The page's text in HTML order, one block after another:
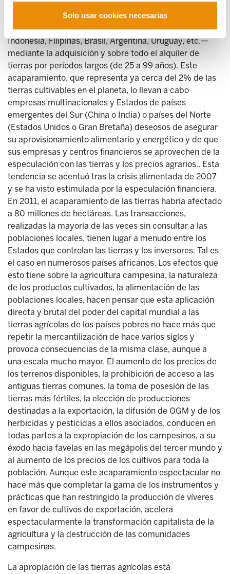
Solo usar cookies necesarias
sobre las agriculturas campesinas en el mundo entero.
Se trata de una práctica de acaparamiento de tierras
arables en países del sur —África subsahariana,
Indonesia, Filipinas, Brasil, Argentina, Uruguay, etc.—
mediante la adquisición y sobre todo el alquiler de
tierras por períodos largos (de 25 a 99 años). Este
acaparamiento, que representa ya cerca del 2% de las
tierras cultivables en el planeta, lo llevan a cabo
empresas multinacionales y Estados de países
emergentes del Sur (China o India) o países del Norte
(Estados Unidos o Gran Bretaña) deseosos de asegurar
su aprovisionamiento alimentario y energético y de que
sus empresas y centros financieros se aprovechen de la
especulación con las tierras y los precios agrarios.. Esta
tendencia se acentuó tras la crisis alimentada de 2007
y se ha visto estimulada por la especulación financiera.
En 2011, el acaparamiento de las tierras habría afectado
a 80 millones de hectáreas. Las transacciones,
realizadas la mayoría de las veces sin consultar a las
poblaciones locales, tienen lugar a menudo entre los
Estados que controlan las tierras y los inversores. Tal es
el caso en numerosos países africanos. Los efectos que
esto tiene sobre la agricultura campesina, la naturaleza
de los productos cultivados, la alimentación de las
poblaciones locales, hacen pensar que esta aplicación
directa y brutal del poder del capital mundial a las
tierras agrícolas de los países pobres no hace más que
repetir la mercantilización de hace varios siglos y
provoca consecuencias de la misma clase, aunque a
una escala mucho mayor. El aumento de los precios de
los terrenos disponibles, la prohibición de acceso a las
antiguas tierras comunes, la toma de posesión de las
tierras más fértiles, la elección de producciones
destinadas a la exportación, la difusión de OGM y de los
herbicidas y pesticidas a ellos asociados, conducen en
todas partes a la expropiación de los campesinos, a su
éxodo hacia favelas en las megápolis del tercer mundo y
al aumento de los precios de los cultivos para toda la
población. Aunque este acaparamiento espectacular no
hace más que completar la gama de los instrumentos y
prácticas que han restringido la producción de víveres
en favor de cultivos de exportación, acelera
espectacularmente la transformación capitalista de la
agricultura y la destrucción de las comunidades
campesinas.
La apropiación de las tierras agrícolas está